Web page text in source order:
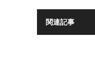
関連記事